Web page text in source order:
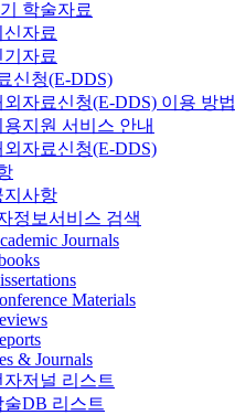
학술자료
신자료
기자료
신청(E-DDS)
외자료신청(E-DDS) 이용 방법
용지원 서비스 안내
외자료신청(E-DDS)
지사항
정보서비스 검색
Journals
Materials
& Journals
자저널 리스트
술DB 리스트